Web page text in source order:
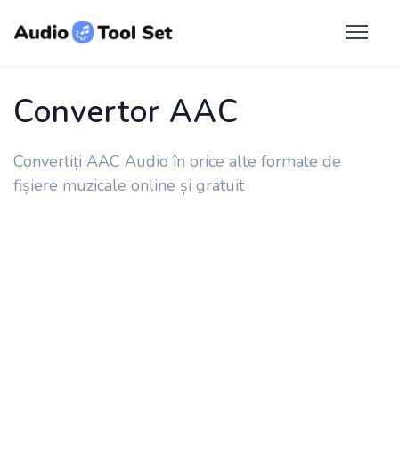
Convertor AAC
Convertiți AAC Audio în orice alte formate de
fișiere muzicale online și gratuit